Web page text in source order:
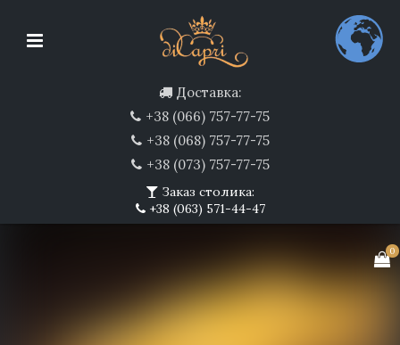
Доставка:
+38 (066) 757-77-75
+38 (068) 757-77-75
+38 (073) 757-77-75
Заказ столика:
+38 (063) 571-44-47
0